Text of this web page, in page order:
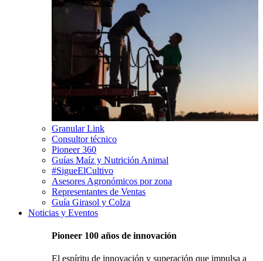
Granular Link
Consultor técnico
Pioneer 360
Guías Maíz y Nutrición Animal
#SigueElCultivo
Asesores Agronómicos por zona
Representantes de Ventas
Guía Girasol y Colza
Noticias y Eventos
Pioneer 100 años de innovación
El espíritu de innovación y superación que impulsa a